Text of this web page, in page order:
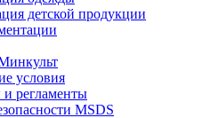
детской продукции
условия
регламенты
MSDS